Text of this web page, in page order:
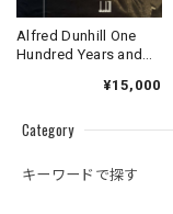
Category
キーワードで探す
Alfred Dunhill One
Hundred Years and
¥15,000